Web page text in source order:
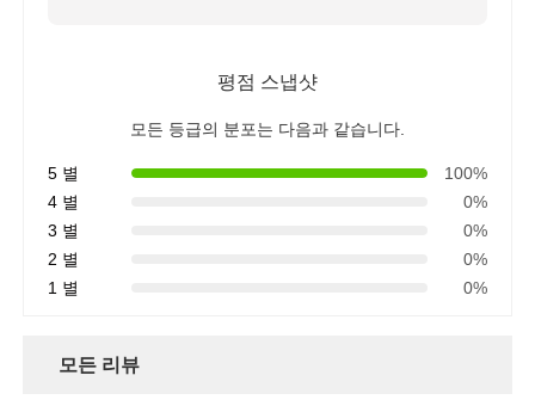
평점 스냅샷
모든 등급의 분포는 다음과 같습니다.
5 별
100%
4 별
0%
3 별
0%
2 별
0%
1 별
0%
모든 리뷰